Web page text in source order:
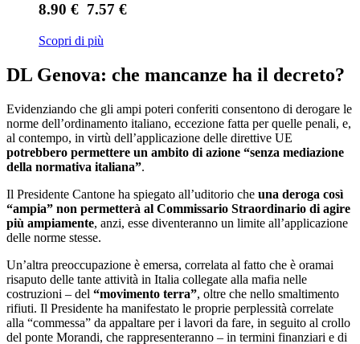
8.90 € 7.57 €
Scopri di più
DL Genova: che mancanze ha il decreto?
Evidenziando che gli ampi poteri conferiti consentono di derogare le
norme dell’ordinamento italiano, eccezione fatta per quelle penali, e,
al contempo, in virtù dell’applicazione delle direttive UE
potrebbero permettere un ambito di azione “senza mediazione
della normativa italiana”.
Il Presidente Cantone ha spiegato all’uditorio che una deroga così
“ampia” non permetterà al Commissario Straordinario di agire
più ampiamente, anzi, esse diventeranno un limite all’applicazione
delle norme stesse.
Un’altra preoccupazione è emersa, correlata al fatto che è oramai
risaputo delle tante attività in Italia collegate alla mafia nelle
costruzioni – del “movimento terra”, oltre che nello smaltimento
rifiuti. Il Presidente ha manifestato le proprie perplessità correlate
alla “commessa” da appaltare per i lavori da fare, in seguito al crollo
del ponte Morandi, che rappresenteranno – in termini finanziari e di